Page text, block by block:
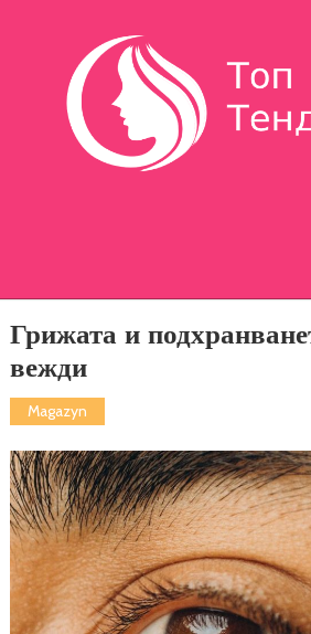
Грижата и
вежди
Magazyn